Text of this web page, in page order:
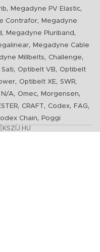
, Megadyne PV Elastic,
Contrafor,
Megadyne
, Megadyne Pluriband ,
,
Megadyne Cable
Millbelts, Challenge,
Sati, Optibelt VB, Optibelt
, Optibelt XE, SWR,
N/A, Omec, Morgensen,
, CRAFT , Codex, FAG,
Chain,
Poggi